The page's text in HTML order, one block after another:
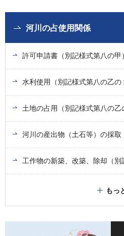
河川の占使用関係
許可申請書（別記様式第八の甲）
水利使用（別記様式第八の乙の
土地の占用（別記様式第八の乙
河川の産出物（土石等）の採取
工作物の新築、改築、除却（別
もっ